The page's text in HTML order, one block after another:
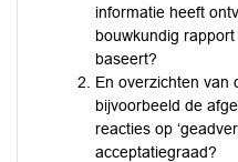
informatie heeft
bouwkundig
baseert?
En overzichten van
bijvoorbeeld de
reacties op
acceptatiegraad?